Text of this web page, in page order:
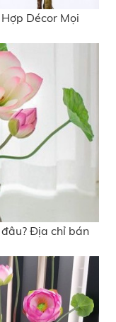
Décor Mọi
Địa chỉ bán